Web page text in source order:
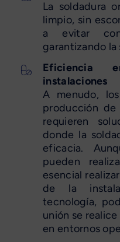
La soldadura
limpio, sin
a evitar
garantizando
Eficiencia
instalaciones
A menudo,
producción de
requieren
donde la
eficacia.
pueden
esencial
de la
tecnología,
unión se
en entornos